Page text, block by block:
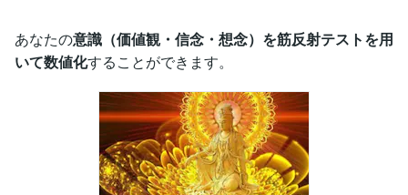
あなたの意識（価値観・信念・想念）を筋反射テストを用
いて数値化することができます。